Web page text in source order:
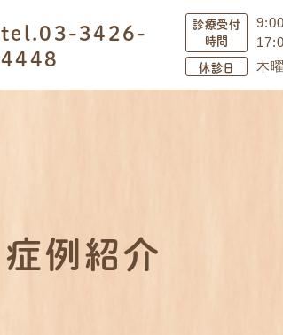
tel.03-3426-
4448
診療受付
時間
休診日 木
症例紹介